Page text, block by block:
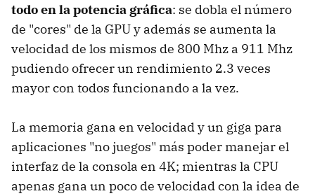
todo en la potencia gráfica: se dobla el número
de "cores" de la GPU y además se aumenta la
velocidad de los mismos de 800 Mhz a 911 Mhz
pudiendo ofrecer un rendimiento 2.3 veces
mayor con todos funcionando a la vez.
La memoria gana en velocidad y un giga para
aplicaciones "no juegos" más poder manejar el
interfaz de la consola en 4K; mientras la CPU
apenas gana un poco de velocidad con la idea de